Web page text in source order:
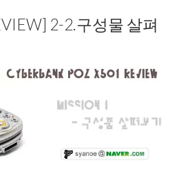
2-2.구성물 살펴